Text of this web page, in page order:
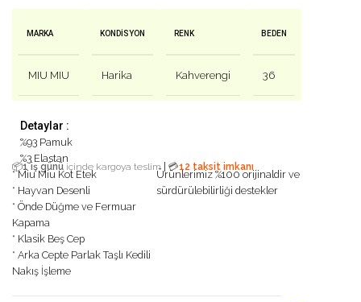
MARKA
MIU MIU
KONDISYON
Harika
RENK
Kahverengi
BEDEN
36
Detaylar :
%93 Pamuk
%3 Elastan
📦1 iş günü içinde kargoya teslim 💳12 taksit imkanı
* Miu Miu Kot Etek
* Hayvan Desenli
* Önde Düğme ve Fermuar
Kapama
* Klasik Beş Cep
* Arka Cepte Parlak Taşlı Kedili
Nakış İşleme
Ürünlerimiz %100 orijinaldir ve
sürdürülebilirliği destekler